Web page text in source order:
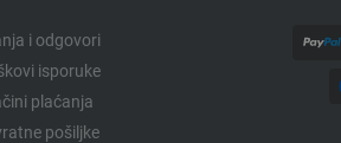
i odgovori
isporuke
plaćanja
pošiljke